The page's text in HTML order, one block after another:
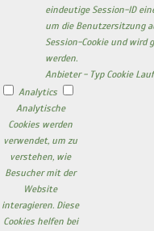
eindeutige Session-ID
um die Benutzersitzung
Session-Cookie und wird
werden.
Anbieter - Typ Cookie
Analytics
Analytische
Cookies werden
verwendet, um zu
verstehen, wie
Besucher mit der
Website
interagieren. Diese
Cookies helfen bei